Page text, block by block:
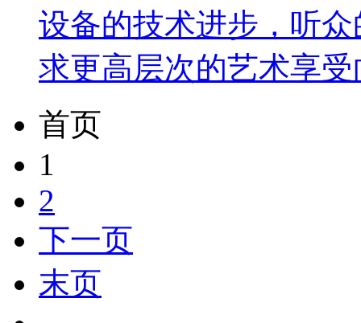
设备的技术进步，听
求更高层次的艺术享受
首页
1
2
下一页
末页